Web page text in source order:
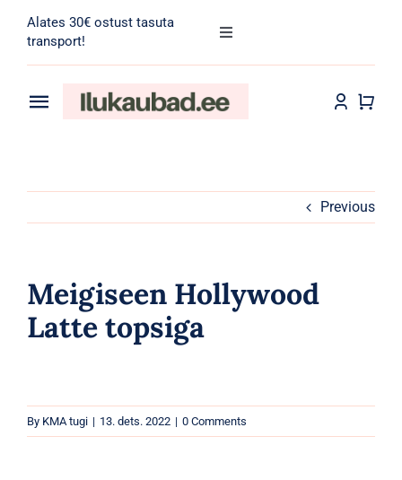
content
Alates 30€ ostust tasuta
transport!
Toggle
for:
Toggle
Meik
Parfüümid
Previous
Meigiseen Hollywood
Latte topsiga
By KMA tugi | 13. dets. 2022 | 0 Comments